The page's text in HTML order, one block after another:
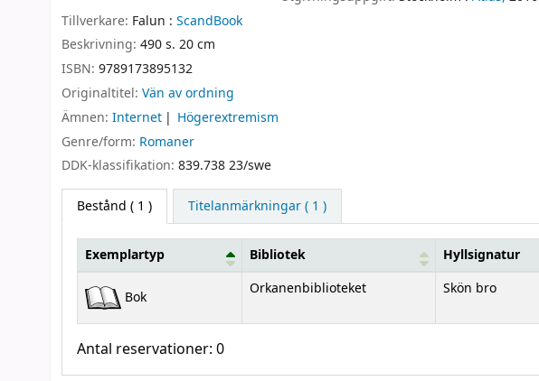
Tillverkare: Falun : ScandBook
Beskrivning: 490 s. 20 cm
ISBN: 9789173895132
Originaltitel: Vän av ordning
Ämnen: Internet
Högerextremism
Genre/form: Romaner
DDK-klassifikation: 839.738 23/swe
Bestånd ( 1 ) Titelanmärkningar ( 1 )
Bestånd
Exemplartyp Bibliotek Hyllsignatur
Bok Orkanenbiblioteket Skön bro
Antal reservationer: 0